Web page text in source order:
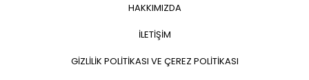
HAKKIMIZDA
İLETİŞİM
GİZLİLİK POLİTİKASI VE ÇEREZ POLİTİKASI